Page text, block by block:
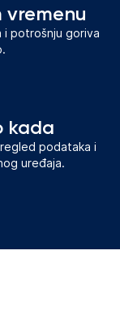
vremenu
i potrošnju goriva
kada
podataka i
uređaja.